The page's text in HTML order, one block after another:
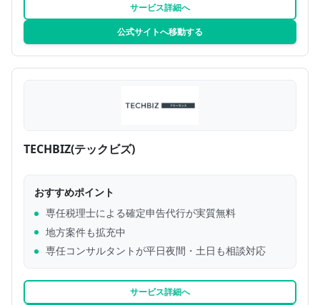
サービス詳細へ
公式サイトへ移動する
TECHBIZ(テックビズ)
おすすめポイント
専任税理士による確定申告代行が実質無料
地方案件も拡充中
専任コンサルタントが平日夜間・土日も相談対応
サービス詳細へ